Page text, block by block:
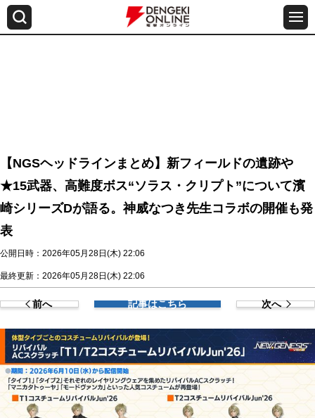
【NGSヘッドラインまとめ】新フィールドの遺跡や
★15武器、高難度ボス“ソラス・クリプト”について濱
崎シリーズDが語る。神威なつき先生コラボの開催も発
表
公開日時：2026年05月28日(木) 22:06
最終更新：2026年05月28日(木) 22:06
前へ 記事はこちら 次へ